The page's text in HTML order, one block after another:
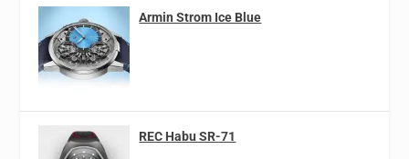
Armin Strom Ice Blue
REC Habu SR-71